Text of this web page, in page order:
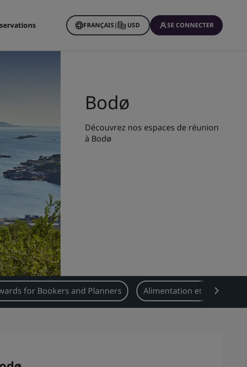
FRANÇAIS| USD SE CONNECTER
Bodø
Découvrez nos espaces de réunion
à Bodø
for Bookers and Planners Alimentation et boissons